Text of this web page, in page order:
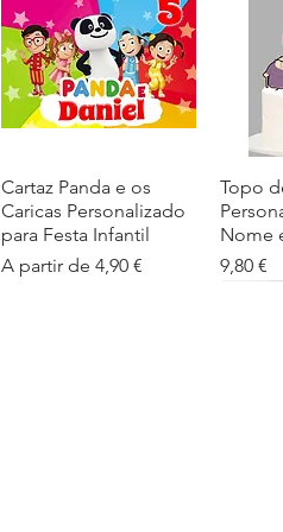
Visualização rápida
Cartaz Panda e os
Caricas Personalizado
para Festa Infantil
A partir de 4,90 €
Preço promocional
Topo
Nome
Preço
9,80 €